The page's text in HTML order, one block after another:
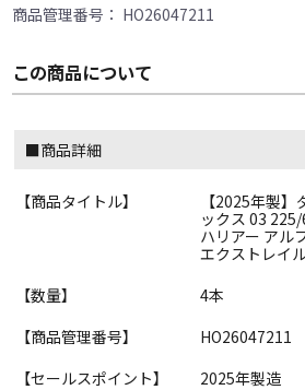
商品管理番号： HO26047211
この商品について
■商品詳細
【商品タイトル】
【2025年製
ックス 03
ハリアー アル
エクストレイ
【数量】
4本
【商品管理番号】
HO26047211
【セールスポイント】
2025年製造